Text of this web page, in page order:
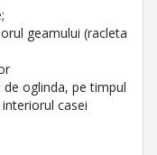
geamului (racleta
oglinda, pe timpul
casei